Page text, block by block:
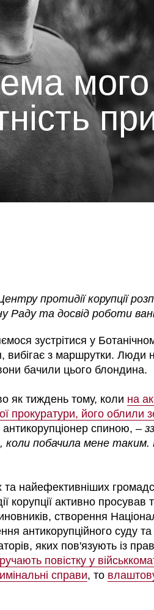
мого
протидії корупції
Раду та досвід роботи
зустрітися у
вибігає з маршрутки. Люди
бачили цього блондина.
як тиждень тому, коли на
прокуратури, його облили
спиною, –
коли побачила мене таким.
найефективніших
активно просував
створення
антикорупційного суду
яких пов'язують із
повістку у
справи, то